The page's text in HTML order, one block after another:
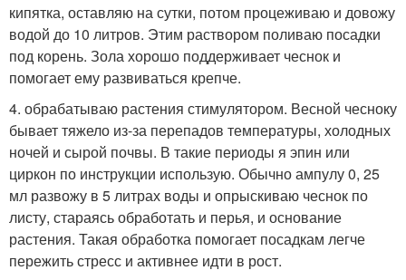
кипятка, оставляю на сутки, потом процеживаю и довожу
водой до 10 литров. Этим раствором поливаю посадки
под корень. Зола хорошо поддерживает чеснок и
помогает ему развиваться крепче.
4. обрабатываю растения стимулятором. Весной чесноку
бывает тяжело из-за перепадов температуры, холодных
ночей и сырой почвы. В такие периоды я эпин или
циркон по инструкции использую. Обычно ампулу 0, 25
мл развожу в 5 литрах воды и опрыскиваю чеснок по
листу, стараясь обработать и перья, и основание
растения. Такая обработка помогает посадкам легче
пережить стресс и активнее идти в рост.